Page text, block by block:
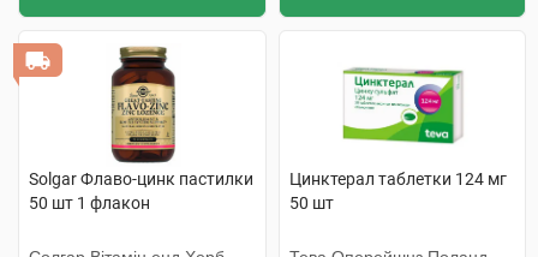
Solgar Флаво-цинк пастилки
50 шт 1 флакон
Цинктерал таблетки 124 мг
50 шт